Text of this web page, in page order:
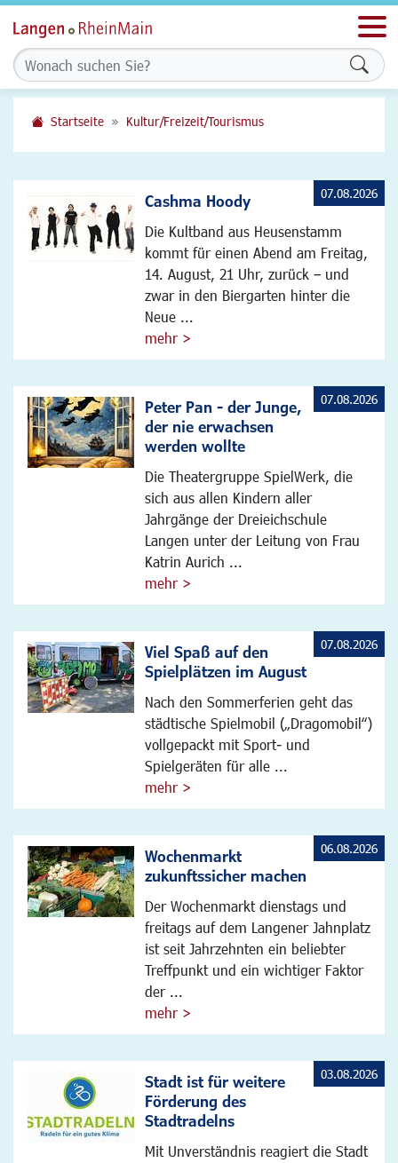
Startseite Kultur/Freizeit/Tourismus
Cashma Hoody
Die Kultband aus Heusenstamm
kommt für einen Abend am Freitag,
14. August, 21 Uhr, zurück – und
zwar in den Biergarten hinter die
Neue ...
mehr >
07.08.2026
Peter Pan - der Junge,
der nie erwachsen
werden wollte
Die Theatergruppe SpielWerk, die
sich aus allen Kindern aller
Jahrgänge der Dreieichschule
Langen unter der Leitung von Frau
Katrin Aurich ...
mehr >
07.08.2026
Viel Spaß auf den
Spielplätzen im August
Nach den Sommerferien geht das
städtische Spielmobil („Dragomobil“)
vollgepackt mit Sport- und
Spielgeräten für alle ...
mehr >
07.08.2026
Wochenmarkt
zukunftssicher machen
Der Wochenmarkt dienstags und
freitags auf dem Langener Jahnplatz
ist seit Jahrzehnten ein beliebter
Treffpunkt und ein wichtiger Faktor
der ...
mehr >
06.08.2026
Stadt ist für weitere
Förderung des
Stadtradelns
Mit Unverständnis reagiert die Stadt
03.08.2026